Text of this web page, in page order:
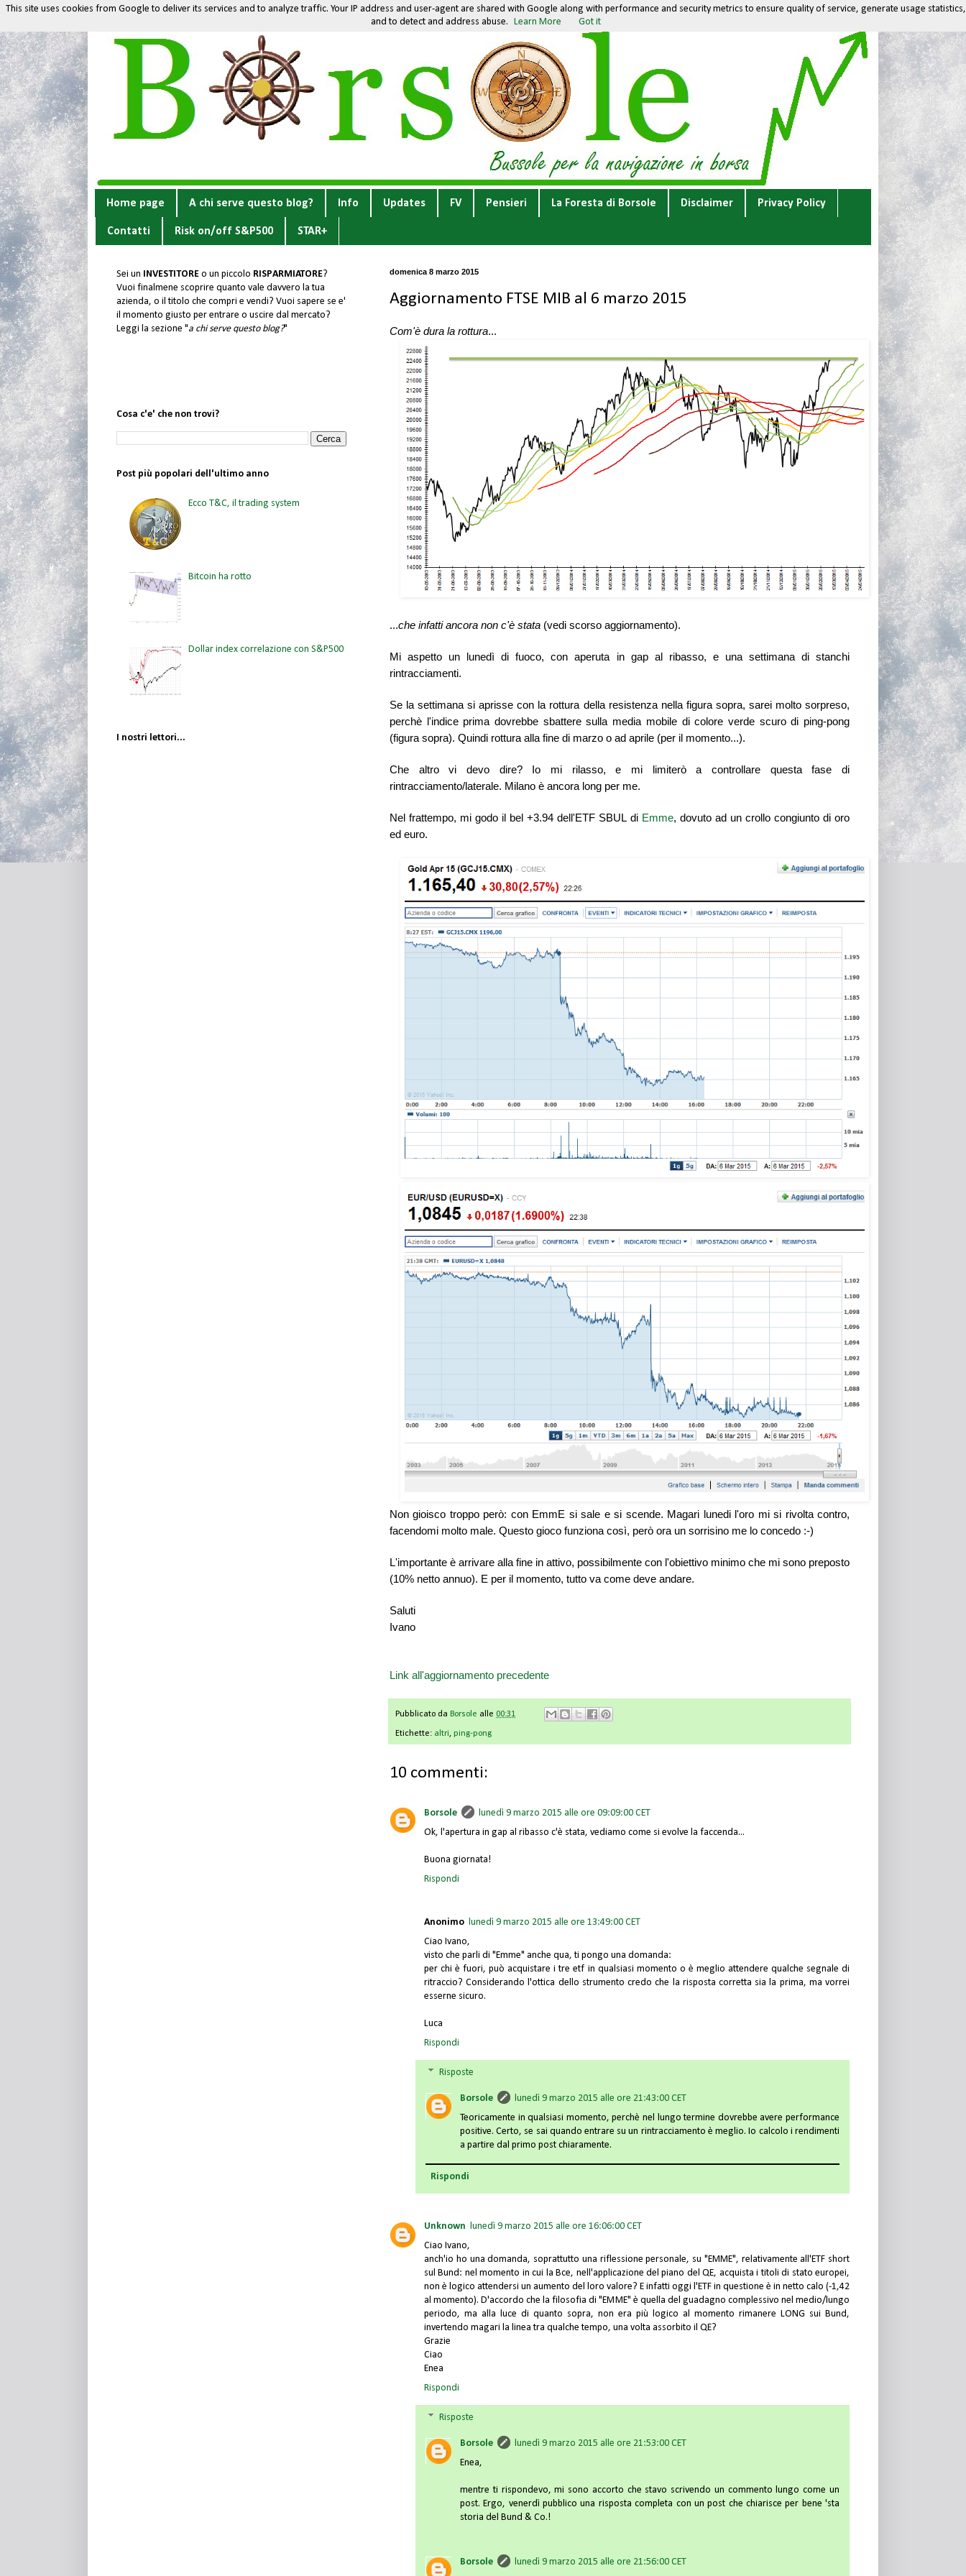
Home page A chi serve questo blog? Info Updates FV Pensieri La Foresta di Borsole Disclaimer Privacy Policy
Contatti Risk on/off S&P500 STAR+
domenica 8 marzo 2015
Aggiornamento FTSE MIB al 6 marzo 2015
Com'è dura la rottura...
...che infatti ancora non c'è stata (vedi scorso aggiornamento).
Mi aspetto un lunedì di fuoco, con aperuta in gap al ribasso, e una settimana di stanchi
rintracciamenti.
Se la settimana si aprisse con la rottura della resistenza nella figura sopra, sarei molto sorpreso,
perchè l'indice prima dovrebbe sbattere sulla media mobile di colore verde scuro di ping-pong
(figura sopra). Quindi rottura alla fine di marzo o ad aprile (per il momento...).
Che altro vi devo dire? Io mi rilasso, e mi limiterò a controllare questa fase di
rintracciamento/laterale. Milano è ancora long per me.
Nel frattempo, mi godo il bel +3.94 dell'ETF SBUL di Emme, dovuto ad un crollo congiunto di oro
ed euro.
Non gioisco troppo però: con EmmE si sale e si scende. Magari lunedi l'oro mi si rivolta contro,
facendomi molto male. Questo gioco funziona così, però ora un sorrisino me lo concedo :-)
L'importante è arrivare alla fine in attivo, possibilmente con l'obiettivo minimo che mi sono preposto
(10% netto annuo). E per il momento, tutto va come deve andare.
Saluti
Ivano
Link all'aggiornamento precedente
Pubblicato da Borsole alle 00:31
Etichette: altri, ping-pong
10 commenti:
Borsole
lunedì 9 marzo 2015 alle ore 09:09:00 CET
Ok, l'apertura in gap al ribasso c'è stata, vediamo come si evolve la faccenda...
Buona giornata!
Rispondi
Anonimo lunedì 9 marzo 2015 alle ore 13:49:00 CET
Ciao Ivano,
visto che parli di "Emme" anche qua, ti pongo una domanda:
per chi è fuori, può acquistare i tre etf in qualsiasi momento o è meglio attendere qualche segnale di
ritraccio? Considerando l'ottica dello strumento credo che la risposta corretta sia la prima, ma vorrei
esserne sicuro.
Luca
Rispondi
Risposte
Borsole
lunedì 9 marzo 2015 alle ore 21:43:00 CET
Teoricamente in qualsiasi momento, perchè nel lungo termine dovrebbe avere performance
positive. Certo, se sai quando entrare su un rintracciamento è meglio. Io calcolo i rendimenti
a partire dal primo post chiaramente.
Rispondi
Unknown
lunedì 9 marzo 2015 alle ore 16:06:00 CET
Ciao Ivano,
anch'io ho una domanda, soprattutto una riflessione personale, su "EMME", relativamente all'ETF short
sul Bund: nel momento in cui la Bce, nell'applicazione del piano del QE, acquista i titoli di stato europei,
non è logico attendersi un aumento del loro valore? E infatti oggi l'ETF in questione è in netto calo (-1,42
al momento). D'accordo che la filosofia di "EMME" è quella del guadagno complessivo nel medio/lungo
periodo, ma alla luce di quanto sopra, non era più logico al momento rimanere LONG sui Bund,
invertendo magari la linea tra qualche tempo, una volta assorbito il QE?
Grazie
Ciao
Enea
Rispondi
Risposte
Borsole
lunedì 9 marzo 2015 alle ore 21:53:00 CET
Enea,
mentre ti rispondevo, mi sono accorto che stavo scrivendo un commento lungo come un
post. Ergo, venerdì pubblico una risposta completa con un post che chiarisce per bene 'sta
storia del Bund & Co.!
Borsole
lunedì 9 marzo 2015 alle ore 21:56:00 CET
Sei un INVESTITORE o un piccolo RISPARMIATORE?
Vuoi finalmene scoprire quanto vale davvero la tua
azienda, o il titolo che compri e vendi? Vuoi sapere se e'
il momento giusto per entrare o uscire dal mercato?
Leggi la sezione "a chi serve questo blog?"
Cosa c'e' che non trovi?
Post più popolari dell'ultimo anno
Ecco T&C, il trading system
Bitcoin ha rotto
Dollar index correlazione con S&P500
I nostri lettori...
This site uses cookies from Google to deliver its services and to analyze traffic. Your IP address and user-agent are shared with Google along with performance and security metrics to ensure quality of service, generate usage statistics,
and to detect and address abuse. Learn More Got it